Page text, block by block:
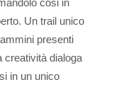
cosi in
Un trail unico
presenti
creatività dialoga
in un unico